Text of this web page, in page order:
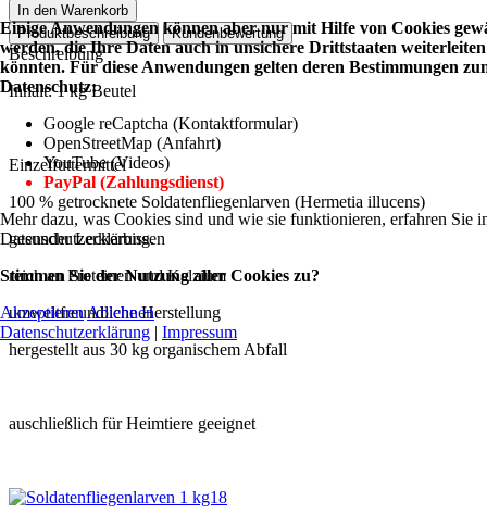
In den Warenkorb
Produktbeschreibung
Kundenbewertung
Beschreibung
Inhalt: 1 kg Beutel
Einzelfuttermittel
100 % getrocknete Soldatenfliegenlarven (Hermetia illucens)
gesunder Leckerbissen
reich an Proteinen und Kalzium
umweltfreundliche Herstellung
hergestellt aus 30 kg organischem Abfall
auschließlich für Heimtiere geeignet
Einige Anwendungen können aber nur mit Hilfe von Cookies
werden, die Ihre Daten auch in unsichere Drittstaaten weiterleiten
könnten. Für diese Anwendungen gelten deren Bestimmungen
Datenschutz:
Google reCaptcha (Kontaktformular)
OpenStreetMap (Anfahrt)
YouTube (Videos)
PayPal (Zahlungsdienst)
Mehr dazu, was Cookies sind und wie sie funktionieren, erfahren Sie
Datenschutzerklärung.
Stimmen Sie der Nutzung aller Cookies zu?
AkzeptierenAblehnen
Datenschutzerklärung | Impressum